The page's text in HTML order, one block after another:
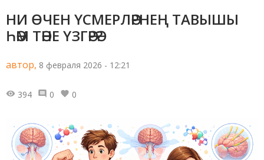
НИ ӨЧЕН ҮСМЕРЛӘРНЕҢ ТАВЫШЫ
ҺӘМ ТӘНЕ ҮЗГӘРӘ?
автор, 8 февраля 2026 - 12:21
394 0 0